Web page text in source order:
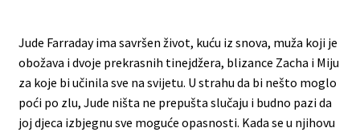
Jude Farraday ima savršen život, kuću iz snova, muža koji je
obožava i dvoje prekrasnih tinejdžera, blizance Zacha i Miju
za koje bi učinila sve na svijetu. U strahu da bi nešto moglo
poći po zlu, Jude ništa ne prepušta slučaju i budno pazi da
joj djeca izbjegnu sve moguće opasnosti. Kada se u njihovu